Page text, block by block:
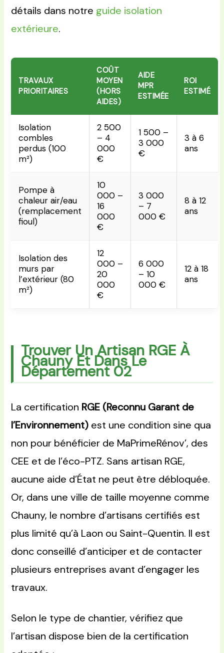
détails dans notre guide isolation
extérieure.
TRAVAUX
PRIORITAIRES
COÛT
MOYEN
(HORS
AIDES)
AIDE
MPR
ESTIMÉE
ROI
ESTIMÉ
Isolation
combles
perdus (100
m²)
2 500
– 4
000
€
1 500 –
3 000
€
3 à 6
ans
Pompe à
chaleur air/eau
(remplacement
fioul)
10
000 –
16
000
€
3 000
– 7
000 €
8 à 12
ans
Isolation des
murs par
l’extérieur (80
m²)
12
000 –
20
000
€
6 000
– 10
000 €
12 à 18
ans
Trouver Un Artisan RGE À
Chauny Et Dans Le
Département 02
La certification RGE (Reconnu Garant de
l’Environnement) est une condition sine qua
non pour bénéficier de MaPrimeRénov’, des
CEE et de l’éco-PTZ. Sans artisan RGE,
aucune aide d’État ne peut être débloquée.
Or, dans une ville de taille moyenne comme
Chauny, le nombre d’artisans certifiés est
plus limité qu’à Laon ou Saint-Quentin. Il est
donc conseillé d’anticiper et de contacter
plusieurs entreprises avant d’engager les
travaux.
Selon le type de chantier, vérifiez que
l’artisan dispose bien de la certification